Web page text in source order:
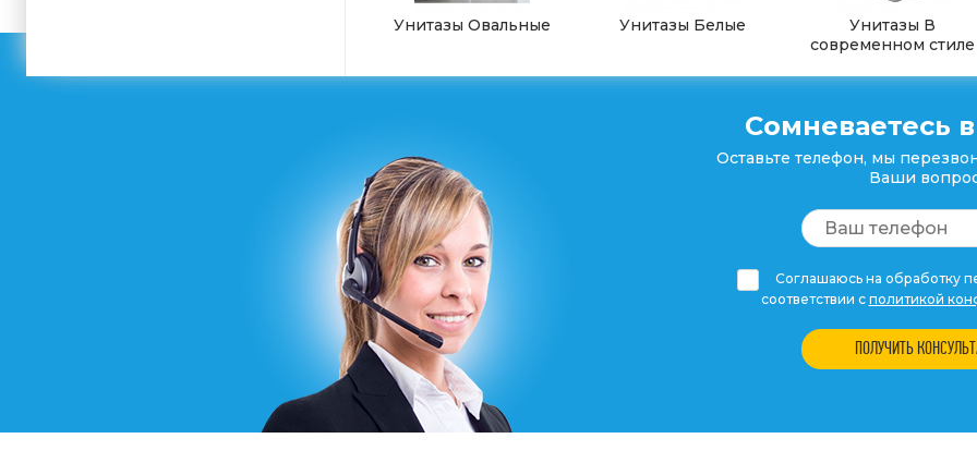
Унитазы Овальные Унитазы Белые
Унитазы В
современном стиле
Сомневаетесь
Оставьте телефон, мы
Ваши
Соглашаюсь на обработку
соответствии с политикой
ПОЛУЧИТЬ